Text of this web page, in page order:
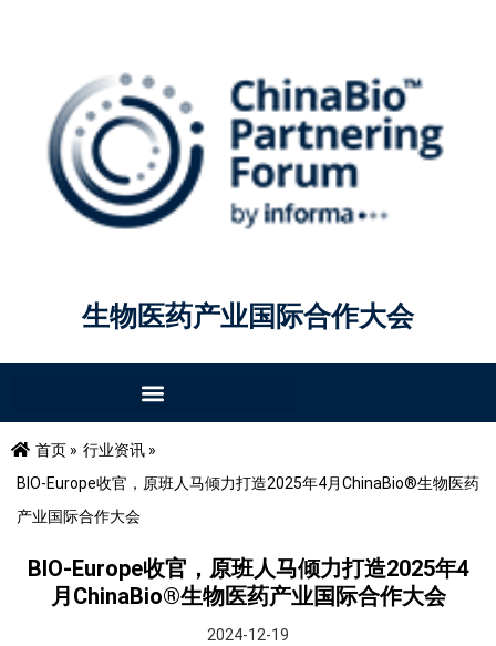
生物医药产业国际合作大会
首页 » 行业资讯 »
BIO-Europe收官，原班人马倾力打造2025年4月ChinaBio®生物医药
产业国际合作大会
BIO-Europe收官，原班人马倾力打造2025年4
月ChinaBio®生物医药产业国际合作大会
2024-12-19